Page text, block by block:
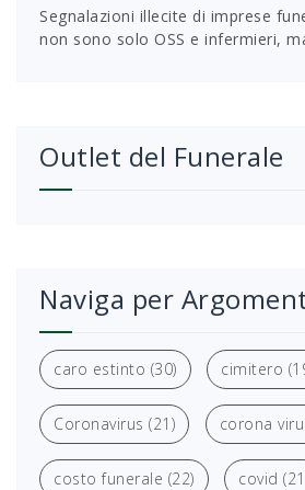
Segnalazioni illecite di imprese
non sono solo OSS e infermieri,
Outlet del Funerale
Naviga per
caro estinto (30) cimitero
Coronavirus (21) corona
costo funerale (22) covid